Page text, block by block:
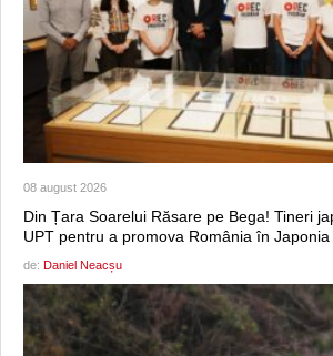
08 august 2026
Din Țara Soarelui Răsare pe Bega! Tineri
UPT pentru a promova România în Japonia
de: Daniel Neacșu